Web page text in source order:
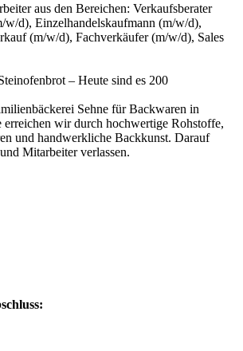
aus den Bereichen: Verkaufsberater
w/d), Einzelhandelskaufmann (m/w/d),
(m/w/d), Fachverkäufer (m/w/d), Sales
– Heute sind es 200
Sehne für Backwaren in
erreichen wir durch hochwertige Rohstoffe,
und handwerkliche Backkunst. Darauf
Mitarbeiter verlassen.